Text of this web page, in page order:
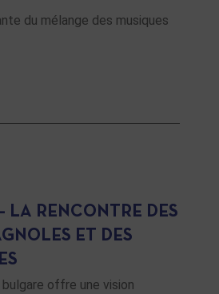
du mélange des musiques
LA RENCONTRE DES
ET DES
offre une vision